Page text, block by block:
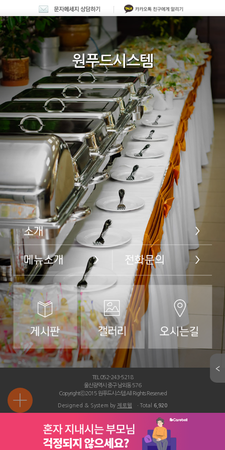
원푸드시스템
TEL 052-243-5218
울산광역시 중구 남외동 576
Copyrightⓒ2015 원푸드시스템 All Rights Reserved
Designed & System by 제로웹 ㆍTotal 6,920